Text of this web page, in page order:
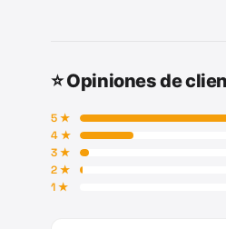
⭐ Opiniones de
5★
4★
3★
2★
1★